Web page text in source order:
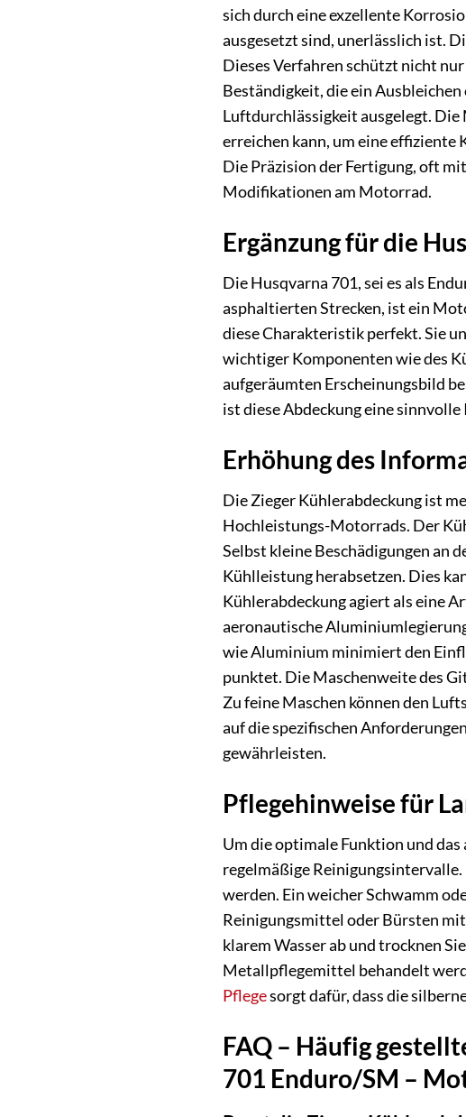
sich durch eine exzellente
ausgesetzt sind, unerlässlich ist.
Dieses Verfahren schützt nicht
Beständigkeit, die ein
Luftdurchlässigkeit ausgelegt.
erreichen kann, um eine
Die Präzision der Fertigung, oft
Modifikationen am Motorrad.
Ergänzung für die
Die Husqvarna 701, sei es als
asphaltierten Strecken, ist ein
diese Charakteristik perfekt. Sie
wichtiger Komponenten wie des
aufgeräumten Erscheinungsbild
ist diese Abdeckung eine
Erhöhung des
Die Zieger Kühlerabdeckung ist
Hochleistungs-Motorrads. Der
Selbst kleine Beschädigungen an
Kühlleistung herabsetzen. Dies
Kühlerabdeckung agiert als eine
aeronautische
wie Aluminium minimiert den
punktet. Die Maschenweite des
Zu feine Maschen können den
auf die spezifischen
gewährleisten.
Pflegehinweise für
Um die optimale Funktion und
regelmäßige
werden. Ein weicher Schwamm
Reinigungsmittel oder Bürsten
klarem Wasser ab und trocknen
Metallpflegemittel behandelt
Pflegesorgt dafür, dass die
FAQ – Häufig
701 Enduro/SM –